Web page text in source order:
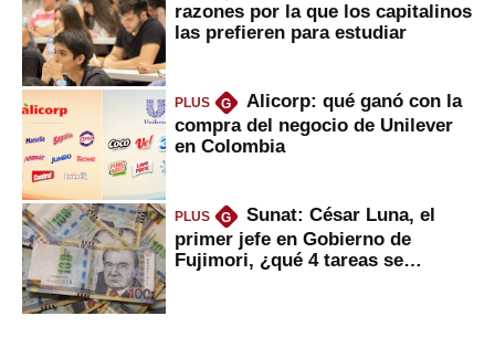
razones por la que los capitalinos
las prefieren para estudiar
PLUS G
Alicorp: qué ganó con la
compra del negocio de Unilever
en Colombia
PLUS G
Sunat: César Luna, el
primer jefe en Gobierno de
Fujimori, ¿qué 4 tareas se